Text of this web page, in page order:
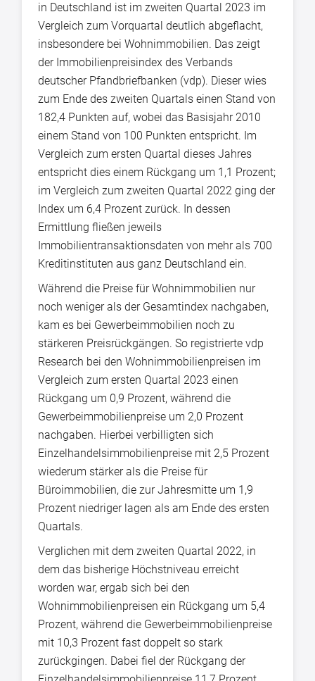
in Deutschland ist im zweiten Quartal 2023 im
Vergleich zum Vorquartal deutlich abgeflacht,
insbesondere bei Wohnimmobilien. Das zeigt
der Immobilienpreisindex des Verbands
deutscher Pfandbriefbanken (vdp). Dieser wies
zum Ende des zweiten Quartals einen Stand von
182,4 Punkten auf, wobei das Basisjahr 2010
einem Stand von 100 Punkten entspricht. Im
Vergleich zum ersten Quartal dieses Jahres
entspricht dies einem Rückgang um 1,1 Prozent;
im Vergleich zum zweiten Quartal 2022 ging der
Index um 6,4 Prozent zurück. In dessen
Ermittlung fließen jeweils
Immobilientransaktionsdaten von mehr als 700
Kreditinstituten aus ganz Deutschland ein.
Während die Preise für Wohnimmobilien nur
noch weniger als der Gesamtindex nachgaben,
kam es bei Gewerbeimmobilien noch zu
stärkeren Preisrückgängen. So registrierte vdp
Research bei den Wohnimmobilienpreisen im
Vergleich zum ersten Quartal 2023 einen
Rückgang um 0,9 Prozent, während die
Gewerbeimmobilienpreise um 2,0 Prozent
nachgaben. Hierbei verbilligten sich
Einzelhandelsimmobilienpreise mit 2,5 Prozent
wiederum stärker als die Preise für
Büroimmobilien, die zur Jahresmitte um 1,9
Prozent niedriger lagen als am Ende des ersten
Quartals.
Verglichen mit dem zweiten Quartal 2022, in
dem das bisherige Höchstniveau erreicht
worden war, ergab sich bei den
Wohnimmobilienpreisen ein Rückgang um 5,4
Prozent, während die Gewerbeimmobilienpreise
mit 10,3 Prozent fast doppelt so stark
zurückgingen. Dabei fiel der Rückgang der